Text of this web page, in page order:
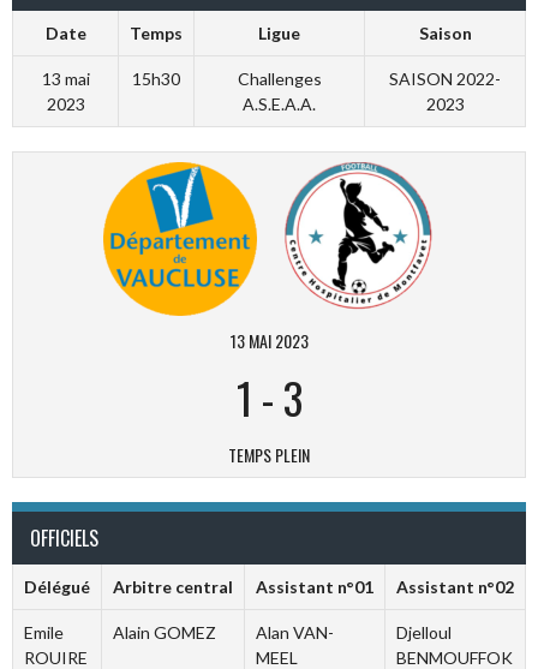
Date Temps Ligue Saison
13 mai
2023
15h30
Challenges
A.S.E.A.A.
SAISON 2022-
2023
13 MAI 2023
1 -3
TEMPS PLEIN
OFFICIELS
Délégué Arbitre central Assistant n°01 Assistant n°02
Emile
ROUIRE
Alain GOMEZ
Alan VAN-
MEEL
Djelloul
BENMOUFFOK